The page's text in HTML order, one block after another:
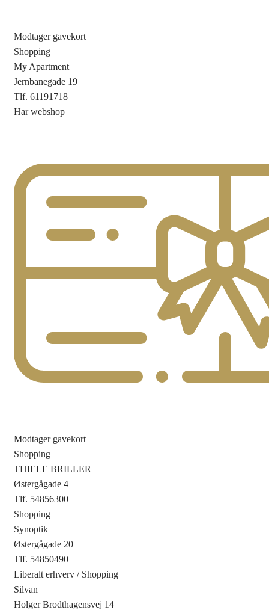
Modtager gavekort
Shopping
My Apartment
Jernbanegade 19
Tlf. 61191718
Har webshop
Modtager gavekort
Shopping
THIELE BRILLER
Østergågade 4
Tlf. 54856300
Shopping
Synoptik
Østergågade 20
Tlf. 54850490
Liberalt erhverv / Shopping
Silvan
Holger Brodthagensvej 14